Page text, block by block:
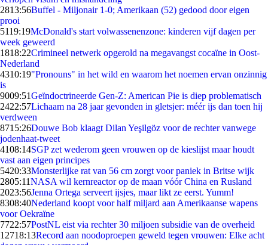
2813:56Buffel - Miljonair 1-0; Amerikaan (52) gedood door eigen
prooi
5119:19McDonald's start volwassenenzone: kinderen vijf dagen per
week geweerd
1818:22Crimineel netwerk opgerold na megavangst cocaïne in Oost-
Nederland
4310:19"Pronouns" in het wild en waarom het noemen ervan onzinnig
is
9009:51Geïndoctrineerde Gen-Z: American Pie is diep problematisch
2422:57Lichaam na 28 jaar gevonden in gletsjer: méér ijs dan toen hij
verdween
8715:26Douwe Bob klaagt Dilan Yeşilgöz voor de rechter vanwege
jodenhaat-tweet
4108:14SGP zet wederom geen vrouwen op de kieslijst maar houdt
vast aan eigen principes
5420:33Monsterlijke rat van 56 cm zorgt voor paniek in Britse wijk
2805:11NASA wil kernreactor op de maan vóór China en Rusland
2023:56Jenna Ortega serveert ijsjes, maar likt ze eerst. Yumm!
8308:40Nederland koopt voor half miljard aan Amerikaanse wapens
voor Oekraïne
7722:57PostNL eist via rechter 30 miljoen subsidie van de overheid
12718:13Record aan noodoproepen geweld tegen vrouwen: Elke acht